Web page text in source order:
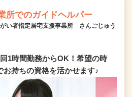
所でのガイドヘルパー
い者指定居宅支援事業所 さんごじゅう
1時間勤務からOK！希望の時
お持ちの資格を活かせます♪